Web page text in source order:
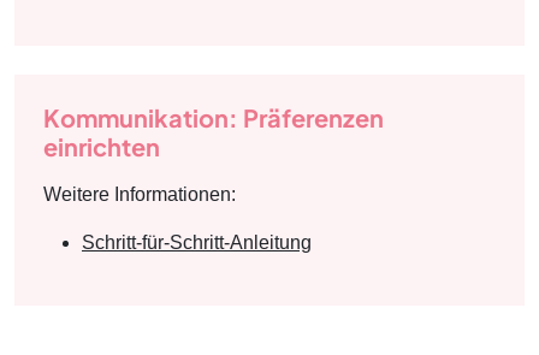
Kommunikation: Präferenzen
einrichten
Weitere Informationen:
Schritt-für-Schritt-Anleitung